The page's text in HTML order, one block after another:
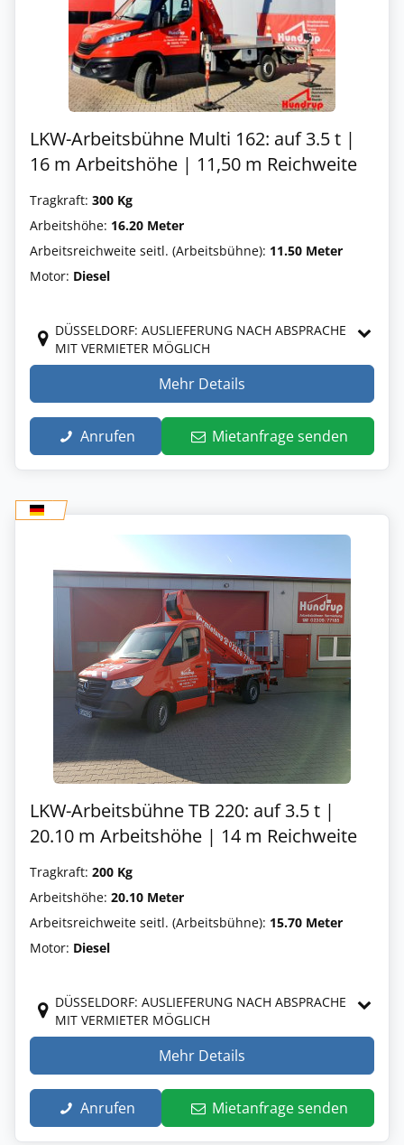
LKW-Arbeitsbühne Multi 162: auf 3.5 t |
16 m Arbeitshöhe | 11,50 m Reichweite
Tragkraft: 300 Kg
Arbeitshöhe: 16.20 Meter
Arbeitsreichweite seitl. (Arbeitsbühne): 11.50 Meter
Motor: Diesel
DÜSSELDORF: AUSLIEFERUNG NACH ABSPRACHE
MIT VERMIETER MÖGLICH
Mehr Details
Anrufen Mietanfrage senden
LKW-Arbeitsbühne TB 220: auf 3.5 t |
20.10 m Arbeitshöhe | 14 m Reichweite
Tragkraft: 200 Kg
Arbeitshöhe: 20.10 Meter
Arbeitsreichweite seitl. (Arbeitsbühne): 15.70 Meter
Motor: Diesel
DÜSSELDORF: AUSLIEFERUNG NACH ABSPRACHE
MIT VERMIETER MÖGLICH
Mehr Details
Anrufen Mietanfrage senden